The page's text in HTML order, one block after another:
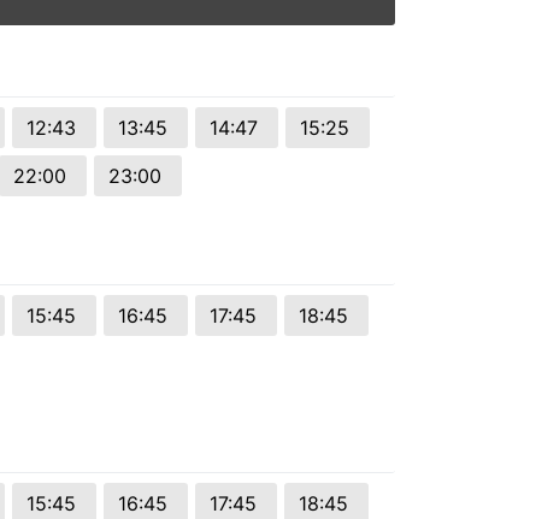
12:43 13:45 14:47
15:25
22:00 23:00
15:45 16:45 17:45
18:45
15:45 16:45 17:45
18:45